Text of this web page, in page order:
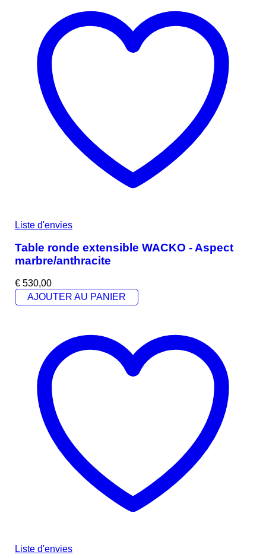
Liste d'envies
Table ronde extensible WACKO - Aspect
marbre/anthracite
€ 530,00
AJOUTER AU PANIER
Liste d'envies